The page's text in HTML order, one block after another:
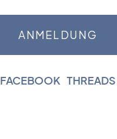
FACEBOOK THREADS